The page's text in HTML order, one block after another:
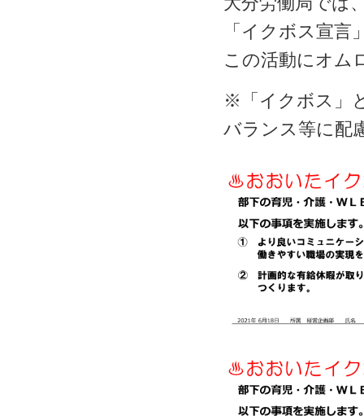
「イクボス宣
この活動にオム
※「イクボス」
バランス等に配